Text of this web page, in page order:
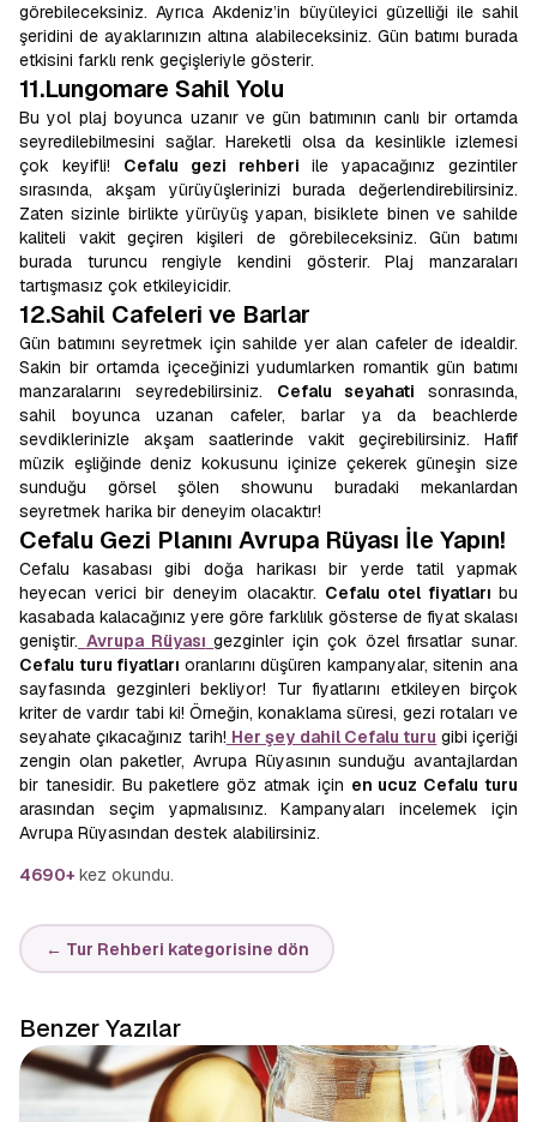
görebileceksiniz. Ayrıca Akdeniz’in büyüleyici güzelliği ile sahil
şeridini de ayaklarınızın altına alabileceksiniz. Gün batımı burada
etkisini farklı renk geçişleriyle gösterir.
11.Lungomare Sahil Yolu
Bu yol plaj boyunca uzanır ve gün batımının canlı bir ortamda
seyredilebilmesini sağlar. Hareketli olsa da kesinlikle izlemesi
çok keyifli! Cefalu gezi rehberi ile yapacağınız gezintiler
sırasında, akşam yürüyüşlerinizi burada değerlendirebilirsiniz.
Zaten sizinle birlikte yürüyüş yapan, bisiklete binen ve sahilde
kaliteli vakit geçiren kişileri de görebileceksiniz. Gün batımı
burada turuncu rengiyle kendini gösterir. Plaj manzaraları
tartışmasız çok etkileyicidir.
12.Sahil Cafeleri ve Barlar
Gün batımını seyretmek için sahilde yer alan cafeler de idealdir.
Sakin bir ortamda içeceğinizi yudumlarken romantik gün batımı
manzaralarını seyredebilirsiniz. Cefalu seyahati sonrasında,
sahil boyunca uzanan cafeler, barlar ya da beachlerde
sevdiklerinizle akşam saatlerinde vakit geçirebilirsiniz. Hafif
müzik eşliğinde deniz kokusunu içinize çekerek güneşin size
sunduğu görsel şölen showunu buradaki mekanlardan
seyretmek harika bir deneyim olacaktır!
Cefalu Gezi Planını Avrupa Rüyası İle Yapın!
Cefalu kasabası gibi doğa harikası bir yerde tatil yapmak
heyecan verici bir deneyim olacaktır. Cefalu otel fiyatları bu
kasabada kalacağınız yere göre farklılık gösterse de fiyat skalası
geniştir. Avrupa Rüyası gezginler için çok özel fırsatlar sunar.
Cefalu turu fiyatları oranlarını düşüren kampanyalar, sitenin ana
sayfasında gezginleri bekliyor! Tur fiyatlarını etkileyen birçok
kriter de vardır tabi ki! Örneğin, konaklama süresi, gezi rotaları ve
seyahate çıkacağınız tarih! Her şey dahil Cefalu turu gibi içeriği
zengin olan paketler, Avrupa Rüyasının sunduğu avantajlardan
bir tanesidir. Bu paketlere göz atmak için en ucuz Cefalu turu
arasından seçim yapmalısınız. Kampanyaları incelemek için
Avrupa Rüyasından destek alabilirsiniz.
4690+ kez okundu.
← Tur Rehberi kategorisine dön
Benzer Yazılar